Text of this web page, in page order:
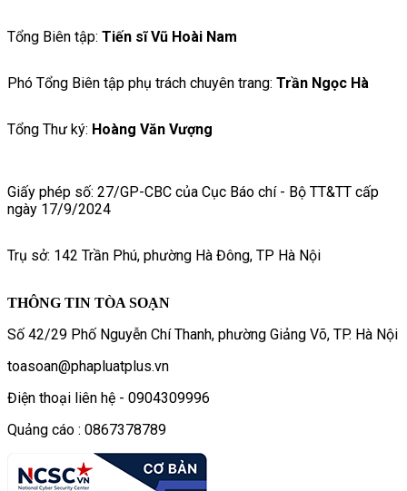
Tổng Biên tập: Tiến sĩ Vũ Hoài Nam
Phó Tổng Biên tập phụ trách chuyên trang: Trần Ngọc Hà
Tổng Thư ký: Hoàng Văn Vượng
Giấy phép số: 27/GP-CBC của Cục Báo chí - Bộ TT&TT cấp
ngày 17/9/2024
Trụ sở: 142 Trần Phú, phường Hà Đông, TP Hà Nội
THÔNG TIN TÒA SOẠN
Số 42/29 Phố Nguyễn Chí Thanh, phường Giảng Võ, TP. Hà Nội
toasoan@phapluatplus.vn
Điện thoại liên hệ - 0904309996
Quảng cáo : 0867378789